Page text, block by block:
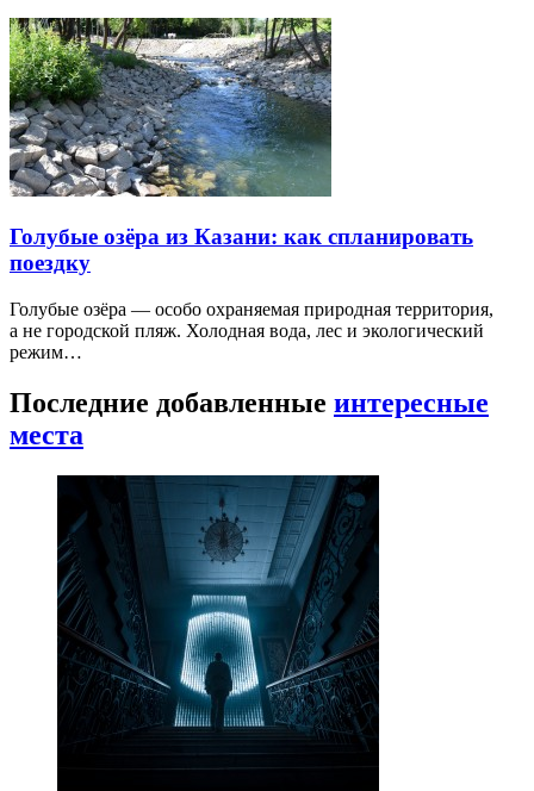
Голубые озёра из Казани: как спланировать
поездку
Голубые озёра — особо охраняемая природная территория,
а не городской пляж. Холодная вода, лес и экологический
режим…
Последние добавленные интересные
места